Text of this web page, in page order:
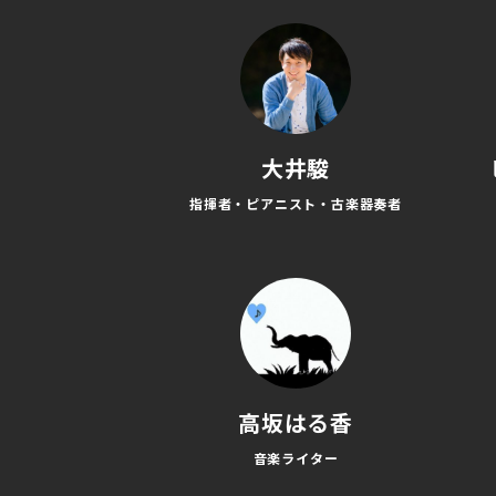
大井駿
指揮者・ピアニスト・古楽器奏者
高坂はる香
音楽ライター